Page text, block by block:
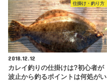
仕掛け・釣り方
2018.12.12
カレイ釣りの仕掛けは?初心者が
波止から釣るポイントは何処がい